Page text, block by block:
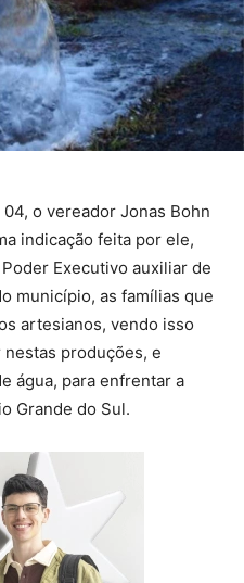
o vereador Jonas Bohn
indicação feita por ele,
Executivo auxiliar de
município, as famílias que
artesianos, vendo isso
produções, e
água, para enfrentar a
Grande do Sul.